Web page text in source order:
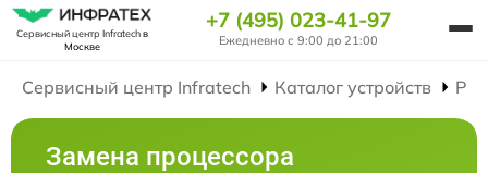
Сервисный центр Infratechв
Москве
+7 (495) 023-41-97
Ежедневно с 9:00 до 21:00
Сервисный центр Infratech Каталог устройств
Замена процессора